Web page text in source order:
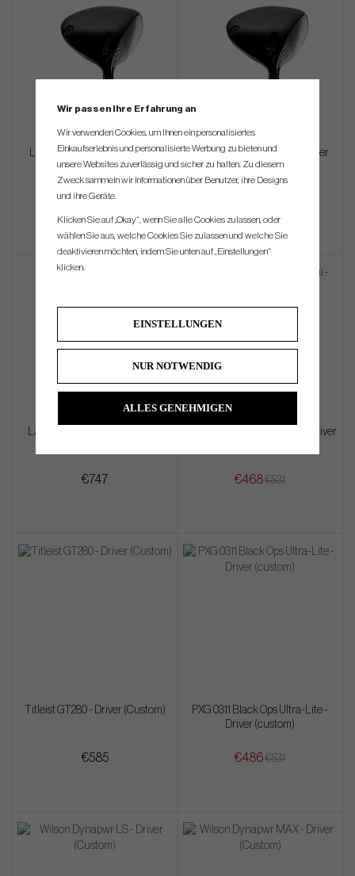
LA Golf - FACE ID: 9-9 - Driver
(custom)
€747
LA Golf - FACE ID: 10-10 - Driver
(custom)
LA Golf - FACE ID: 12-11 - Driver
€747
TaylorMade R7 Quad Mini - Driver
€468€531
Titleist GT280 - Driver (Custom)
€585
PXG 0311 Black Ops Ultra-Lite -
Driver (custom)
€486€531
Wir passen Ihre Erfahrung an
Wir verwenden Cookies, um Ihnen ein personalisiertes
Einkaufserlebnis und personalisierte Werbung zu bieten und
unsere Websites zuverlässig und sicher zu halten. Zu diesem
Zweck sammeln wir Informationen über Benutzer, ihre Designs
und ihre Geräte.
Klicken Sie auf „Okay“, wenn Sie alle Cookies zulassen, oder
wählen Sie aus, welche Cookies Sie zulassen und welche Sie
deaktivieren möchten, indem Sie unten auf „Einstellungen“
klicken.
EINSTELLUNGEN
NUR NOTWENDIG
ALLES GENEHMIGEN